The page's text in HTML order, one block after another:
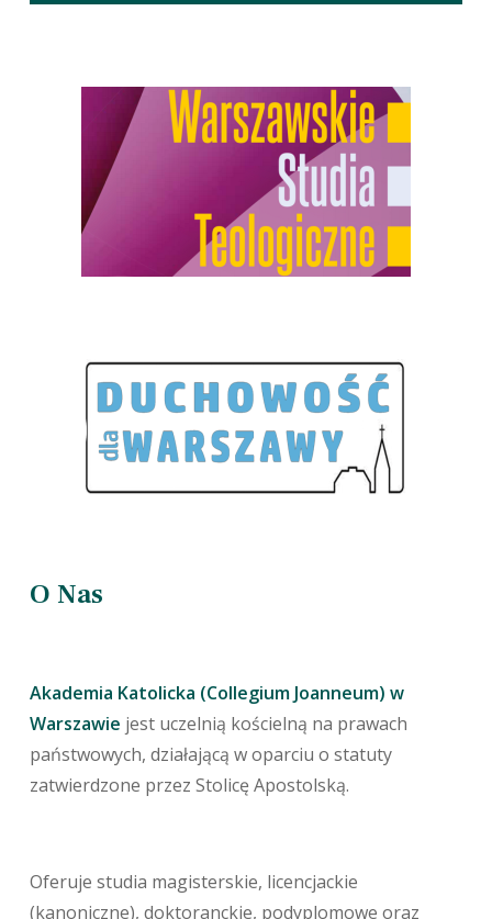
O Nas
Akademia Katolicka (Collegium Joanneum) w
Warszawie jest uczelnią kościelną na prawach
państwowych, działającą w oparciu o statuty
zatwierdzone przez Stolicę Apostolską.
Oferuje studia magisterskie, licencjackie
(kanoniczne), doktoranckie, podyplomowe oraz